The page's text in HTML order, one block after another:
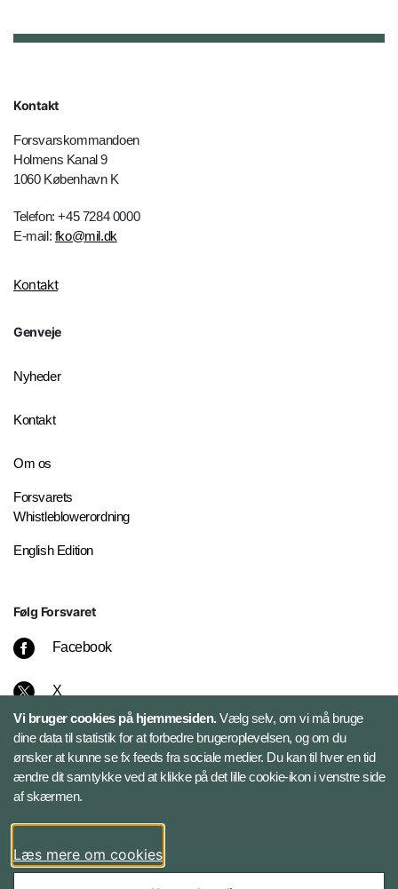
Kontakt
Forsvarskommandoen
Holmens Kanal 9
1060 København K
Telefon: +45 7284 0000
E-mail: fko@mil.dk
Kontakt
Genveje
Nyheder
Kontakt
Om os
Forsvarets
Whistleblowerordning
English Edition
Følg Forsvaret
Facebook
X
Instagram
Bluesky
LinkedIn
Vi bruger cookies på hjemmesiden.Vælg selv, om vi må bruge
dine data til statistik for at forbedre brugeroplevelsen, og om du
ønsker at kunne se fx feeds fra sociale medier. Du kan til hver en tid
ændre dit samtykke ved at klikke på det lille cookie-ikon i venstre side
af skærmen.
Læs mere om cookies